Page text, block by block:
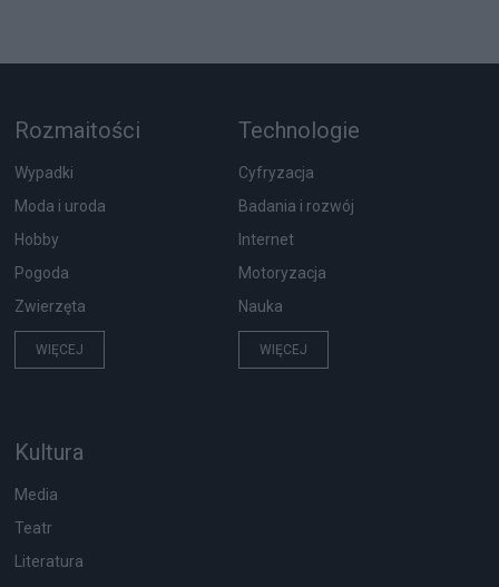
Rozmaitości
Wypadki
Moda i uroda
Hobby
Pogoda
Zwierzęta
WIĘCEJ
Technologie
Cyfryzacja
Badania i rozwój
Internet
Motoryzacja
Nauka
WIĘCEJ
Kultura
Media
Teatr
Literatura